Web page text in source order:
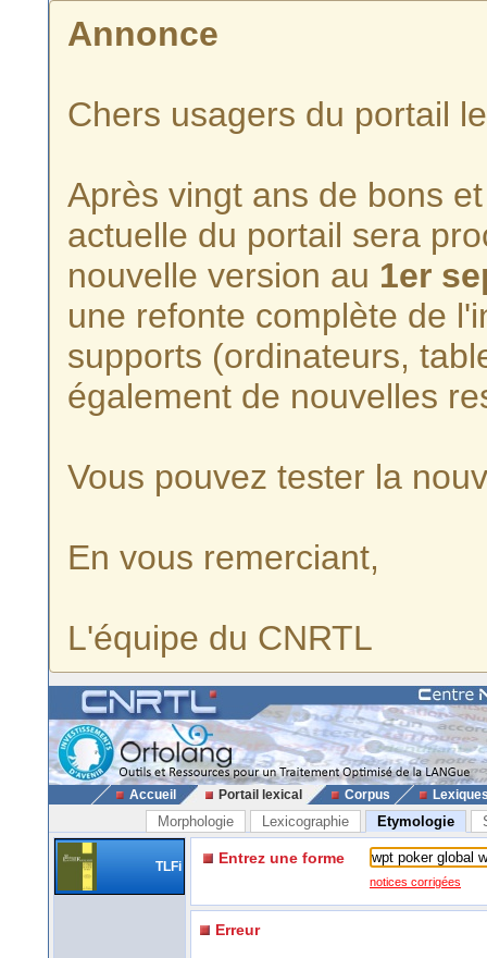
Annonce
Chers usagers du portail
Après vingt ans de bons
actuelle du portail sera
nouvelle version au 1er
une refonte complète de
supports (ordinateurs,
également de nouvelles
Vous pouvez tester la
En vous remerciant,
L'équipe du CNRTL
Accueil Portail lexical Corpus
Morphologie Lexicographie Etymologie
TLFi Entrez une forme
notices corrigées
Erreur